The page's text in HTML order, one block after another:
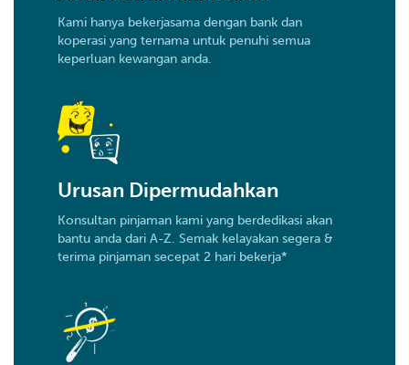
Kami hanya bekerjasama dengan bank dan
koperasi yang ternama untuk penuhi semua
keperluan kewangan anda.
Urusan Dipermudahkan
Konsultan pinjaman kami yang berdedikasi akan
bantu anda dari A-Z. Semak kelayakan segera &
terima pinjaman secepat 2 hari bekerja*